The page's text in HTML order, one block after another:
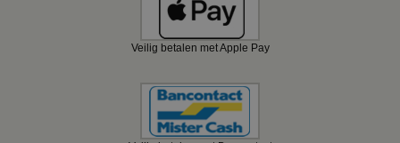
Veilig betalen met Apple Pay